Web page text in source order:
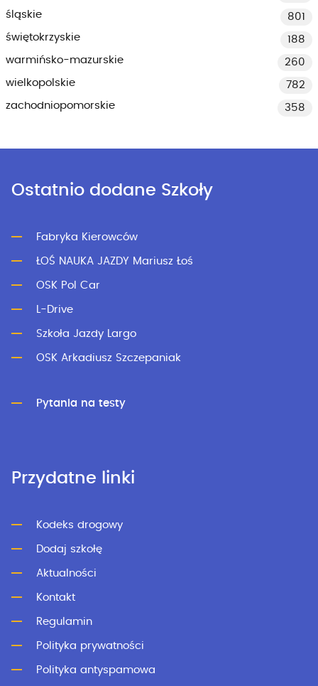
śląskie
801
świętokrzyskie
188
warmińsko-mazurskie
260
wielkopolskie
782
zachodniopomorskie
358
Ostatnio dodane Szkoły
Fabryka Kierowców
ŁOŚ NAUKA JAZDY Mariusz Łoś
OSK Pol Car
L-Drive
Szkoła Jazdy Largo
OSK Arkadiusz Szczepaniak
Pytania na testy
Przydatne linki
Kodeks drogowy
Dodaj szkołę
Aktualności
Kontakt
Regulamin
Polityka prywatności
Polityka antyspamowa